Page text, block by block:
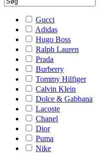
Gucci
Adidas
Hugo Boss
Ralph Lauren
Prada
Burberry
Tommy Hilfiger
Calvin Klein
Dolce & Gabbana
Lacoste
Chanel
Dior
Puma
Nike